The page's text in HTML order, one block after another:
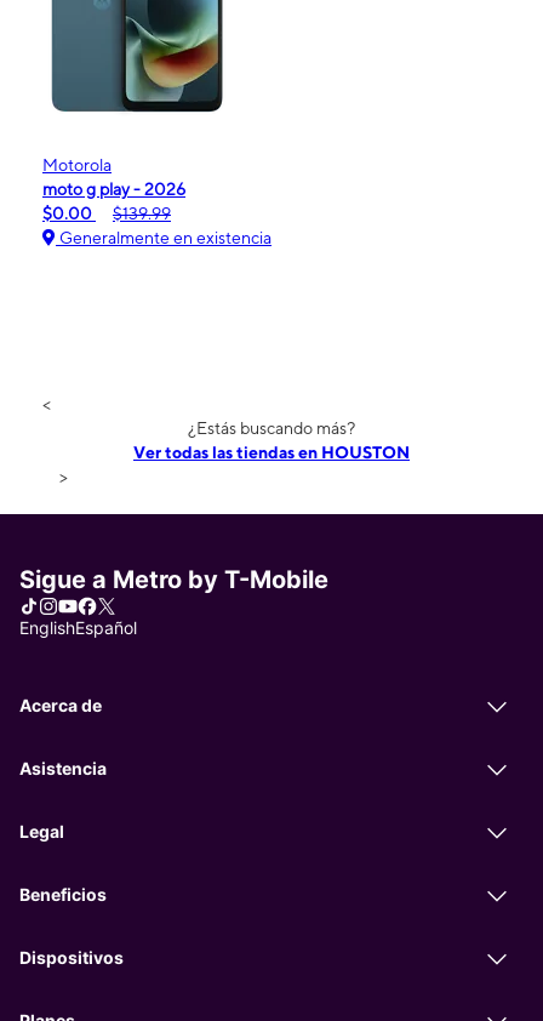
Motorola
moto g play - 2026
$0.00
$139.99
Generalmente en existencia
<
¿Estás buscando más?
Ver todas las tiendas en HOUSTON
>